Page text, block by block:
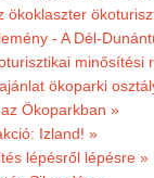
ökoklaszter
- A Dél-
minősítési
ökoparki
Ökoparkban »
Izland! »
lépésről lépésre »